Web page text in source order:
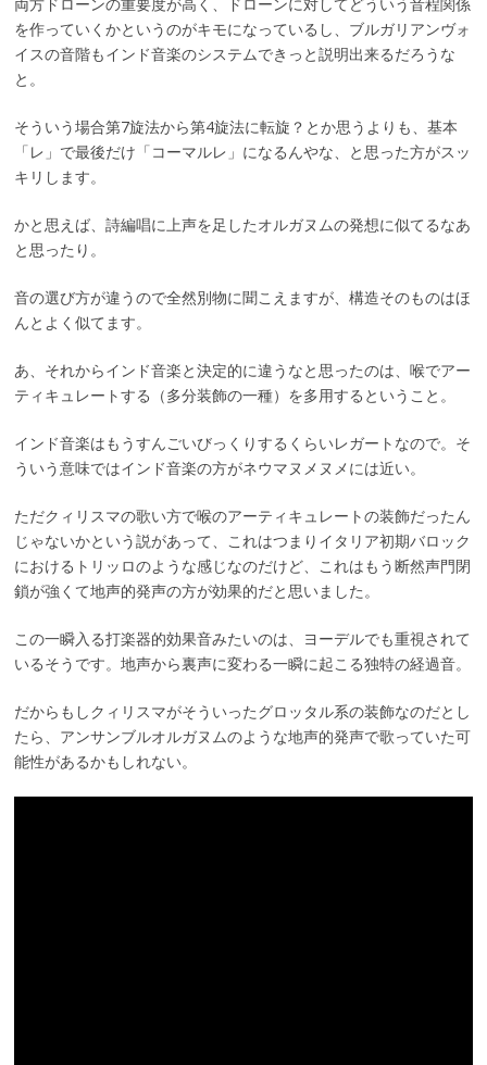
を作っていくかというのがキモになっているし、ブルガリアンヴォ
イスの音階もインド音楽のシステムできっと説明出来るだろうな
と。
そういう場合第7旋法から第4旋法に転旋？とか思うよりも、基本
「レ」で最後だけ「コーマルレ」になるんやな、と思った方がスッ
キリします。
かと思えば、詩編唱に上声を足したオルガヌムの発想に似てるなあ
と思ったり。
音の選び方が違うので全然別物に聞こえますが、構造そのものはほ
んとよく似てます。
あ、それからインド音楽と決定的に違うなと思ったのは、喉でアー
ティキュレートする（多分装飾の一種）を多用するということ。
インド音楽はもうすんごいびっくりするくらいレガートなので。そ
ういう意味ではインド音楽の方がネウマヌメヌメには近い。
ただクィリスマの歌い方で喉のアーティキュレートの装飾だったん
じゃないかという説があって、これはつまりイタリア初期バロック
におけるトリッロのような感じなのだけど、これはもう断然声門閉
鎖が強くて地声的発声の方が効果的だと思いました。
この一瞬入る打楽器的効果音みたいのは、ヨーデルでも重視されて
いるそうです。地声から裏声に変わる一瞬に起こる独特の経過音。
だからもしクィリスマがそういったグロッタル系の装飾なのだとし
たら、アンサンブルオルガヌムのような地声的発声で歌っていた可
能性があるかもしれない。